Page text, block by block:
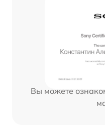
Вы можете